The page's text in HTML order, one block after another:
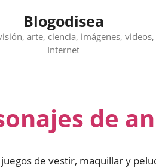
Blogodisea
arte, ciencia, imágenes,
Internet
de
de vestir, maquillar y